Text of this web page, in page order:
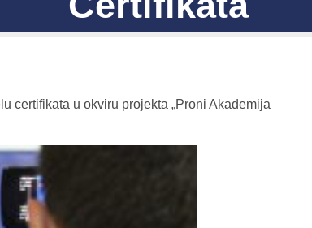
certifikata u okviru projekta „Proni Akademija